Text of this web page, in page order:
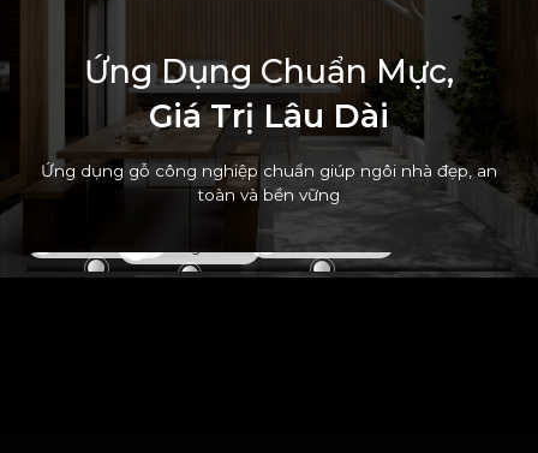
Ứng Dụng Chuẩn Mực,
Giá Trị Lâu Dài
Ứng dụng gỗ công nghiệp chuẩn giúp ngôi nhà đẹp, an
toàn và bền vững
Vách Ngoài Trời